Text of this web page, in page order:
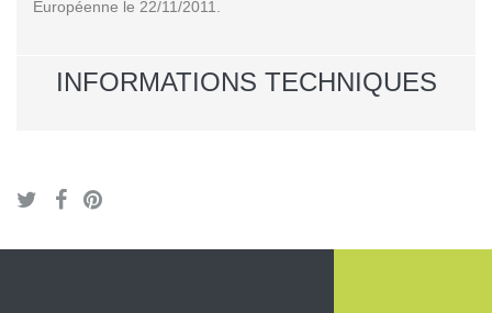
Européenne le 22/11/2011.
INFORMATIONS TECHNIQUES